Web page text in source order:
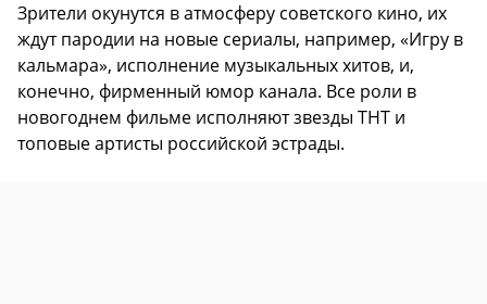
Зрители окунутся в атмосферу советского кино, их
ждут пародии на новые сериалы, например, «Игру в
кальмара», исполнение музыкальных хитов, и,
конечно, фирменный юмор канала. Все роли в
новогоднем фильме исполняют звезды ТНТ и
топовые артисты российской эстрады.